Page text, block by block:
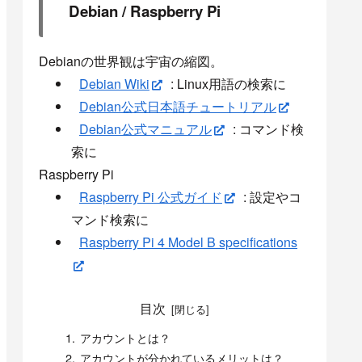
Debian / Raspberry Pi
Debianの世界観は宇宙の縮図。
Debian Wiki
: Linux用語の検索に
Debian公式日本語チュートリアル
Debian公式マニュアル
: コマンド検
索に
Raspberry Pi
Raspberry Pi 公式ガイド
: 設定やコ
マンド検索に
Raspberry Pi 4 Model B specifications
目次
アカウントとは？
アカウントが分かれているメリットは？